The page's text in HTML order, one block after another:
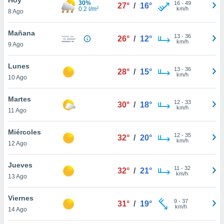
en
más
nuestra
de
cookies
aceptar
8 Ago
30%
0.2 l/m²
27° / 16° 16- 49
km/h
Mañana
9 Ago
26° / 12° 13- 36
km/h
Lunes
10 Ago
28° / 15° 13- 36
km/h
Martes
11 Ago
30° / 18° 12- 33
km/h
Miércoles
12 Ago
32° / 20° 12- 35
km/h
Jueves
13 Ago
32° / 21° 11 - 32
km/h
Viernes
14 Ago
31° / 19° 9- 37
km/h